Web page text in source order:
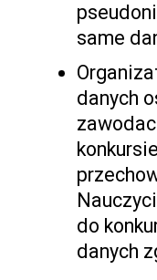
same
danych
do
danych